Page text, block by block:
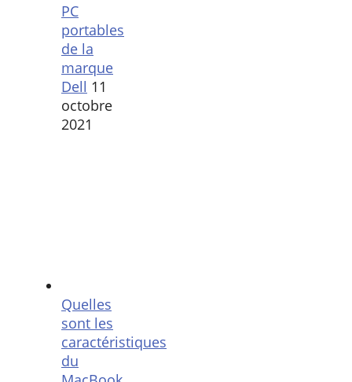
PC
portables
de la
marque
Dell 11
octobre
2021
Quelles
sont les
caractéristiques
du